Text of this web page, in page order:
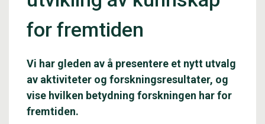
for fremtiden
Vi har gleden av å presentere et nytt utvalg
av aktiviteter og forskningsresultater, og
vise hvilken betydning forskningen har for
fremtiden.